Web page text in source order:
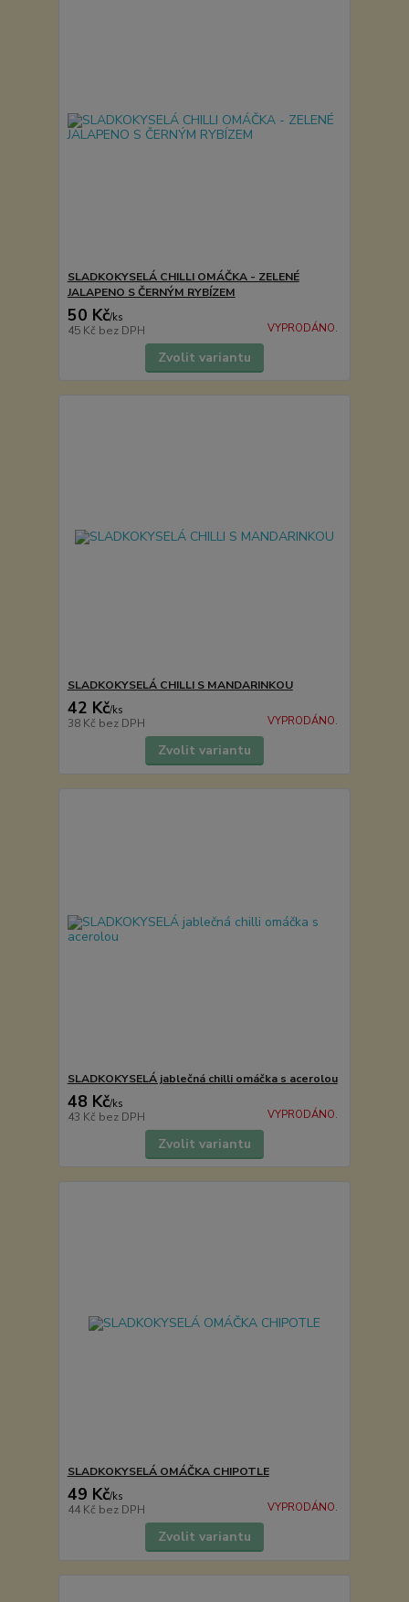
SLADKOKYSELÁ CHILLI OMÁČKA - ZELENÉ
JALAPENO S ČERNÝM RYBÍZEM
50 Kč/ks
45 Kč bez DPH VYPRODÁNO.
Zvolit variantu
SLADKOKYSELÁ CHILLI S MANDARINKOU
42 Kč/ks
38 Kč bez DPH VYPRODÁNO.
Zvolit variantu
SLADKOKYSELÁ jablečná chilli omáčka s acerolou
48 Kč/ks
43 Kč bez DPH VYPRODÁNO.
Zvolit variantu
SLADKOKYSELÁ OMÁČKA CHIPOTLE
49 Kč/ks
44 Kč bez DPH VYPRODÁNO.
Zvolit variantu